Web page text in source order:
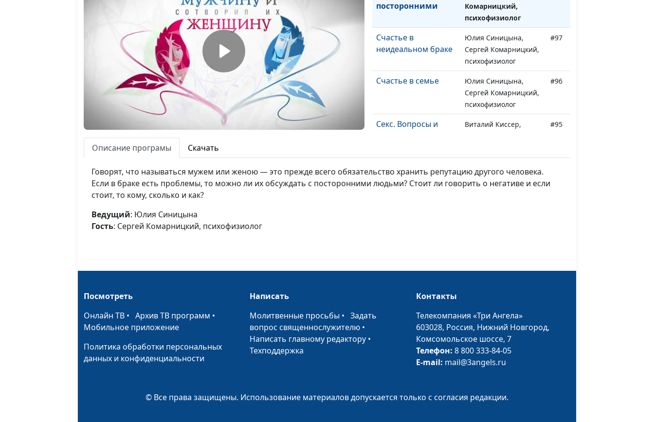
посторонними
Комарницкий,
психофизиолог
Счастье в
неидеальном браке
Юлия Синицына,
Сергей Комарницкий,
психофизиолог
#97
Счастье в семье
Юлия Синицына,
Сергей Комарницкий,
психофизиолог
#96
Секс. Вопросы и
Виталий Киссер,
консультант
#95
Секс. Вопросы и
ответы (первая
Виталий Киссер,
часть)
консультант
гармоничных
отношений (первая
психолог, семейный
консультант
Сексуальное
воспитание
подростков (вторая
Виталий Киссер,
Людмила Верлан,
психолог, семейный
Сексуальное
Виталий Киссер,
Описание програмы Скачать
Говорят, что называться мужем или женою — это прежде всего обязательство хранить репутацию другого человека.
Если в браке есть проблемы, то можно ли их обсуждать с посторонними людьми? Стоит ли говорить о негативе и если
стоит, то кому, сколько и как?
Ведущий: Юлия Синицына
Гость: Сергей Комарницкий, психофизиолог
Посмотреть
Онлайн ТВ • Архив ТВ программ •
Мобильное приложение
Политика обработки персональных
данных и конфиденциальности
Написать
Молитвенные просьбы •Задать
вопрос священнослужителю •
Написать главному редактору •
Техподдержка
Контакты
Телекомпания «Три Ангела»
603028, Россия, Нижний Новгород,
Комсомольское шоссе, 7
Телефон: 8 800 333-84-05
E-mail: mail@3angels.ru
© Все права защищены. Использование материалов допускается только с согласия редакции.